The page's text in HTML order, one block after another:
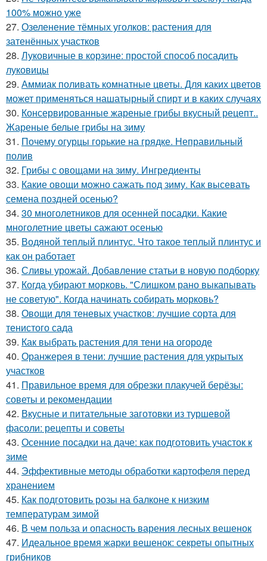
100% можно уже
27. Озеленение тёмных уголков: растения для
затенённых участков
28. Луковичные в корзине: простой способ посадить
луковицы
29. Аммиак поливать комнатные цветы. Для каких цветов
может применяться нашатырный спирт и в каких случаях
30. Консервированные жареные грибы вкусный рецепт..
Жареные белые грибы на зиму
31. Почему огурцы горькие на грядке. Неправильный
полив
32. Грибы с овощами на зиму. Ингредиенты
33. Какие овощи можно сажать под зиму. Как высевать
семена поздней осенью?
34. 30 многолетников для осенней посадки. Какие
многолетние цветы сажают осенью
35. Водяной теплый плинтус. Что такое теплый плинтус и
как он работает
36. Сливы урожай. Добавление статьи в новую подборку
37. Когда убирают морковь. "Слишком рано выкапывать
не советую". Когда начинать собирать морковь?
38. Овощи для теневых участков: лучшие сорта для
тенистого сада
39. Как выбрать растения для тени на огороде
40. Оранжерея в тени: лучшие растения для укрытых
участков
41. Правильное время для обрезки плакучей берёзы:
советы и рекомендации
42. Вкусные и питательные заготовки из туршевой
фасоли: рецепты и советы
43. Осенние посадки на даче: как подготовить участок к
зиме
44. Эффективные методы обработки картофеля перед
хранением
45. Как подготовить розы на балконе к низким
температурам зимой
46. В чем польза и опасность варения лесных вешенок
47. Идеальное время жарки вешенок: секреты опытных
грибников